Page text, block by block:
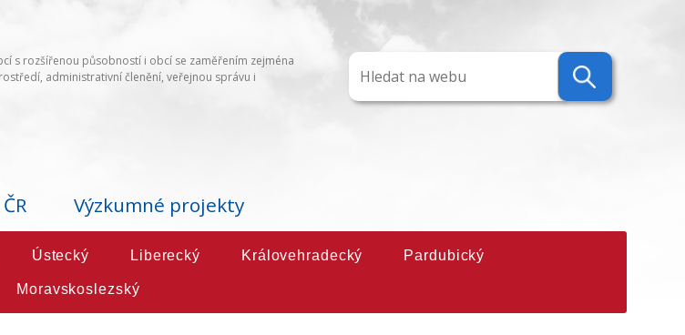
s rozšířenou působností i obcí se zaměřením zejména
administrativní členění, veřejnou správu i
Výzkumné projekty
Ústecký Liberecký Královehradecký Pardubický
Moravskoslezský